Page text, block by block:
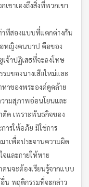
ขาเองถึงสิ่งที่พวกเขา
าทีสองแบบที่แตกต่างกัน
หญิงคนบาป คือของ
จ้าปฏิเสธที่จะลงโทษ
มของนางเสียใหม่และ
าของพระองค์ดูคล้าย
ามสุภาพอ่อนโยนและ
ด เพราะพันธกิจของ
ารให้อภัย มิใช่การ
าเพื่อประจานความผิด
และกายให้หาย
คนจะต้องเรียนรู้จากแบบ
น พฤติกรรมที่จะกล่าว